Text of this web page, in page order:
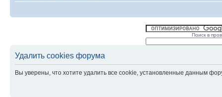
Поиск в
Удалить cookies форума
Вы уверены, что хотите удалить все cookie, установленные данным